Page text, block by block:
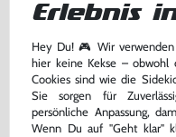
Erlebnis
Hey Du! 🎮 Wir verwenden
hier keine Kekse – obwohl
Cookies sind wie die
Sie sorgen für
persönliche Anpassung,
Wenn Du auf "Geht klar"